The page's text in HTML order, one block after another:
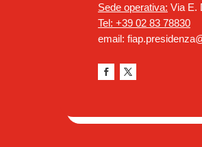
Sede operativa: Via E.
Tel: +39 02 83 78830
email: